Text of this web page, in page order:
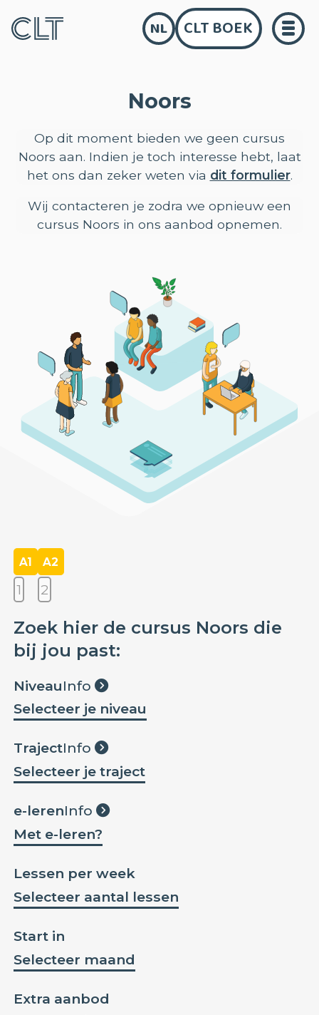
NL CLT BOEK
Noors
Op dit moment bieden we geen cursus
Noors aan. Indien je toch interesse hebt, laat
het ons dan zeker weten via dit formulier.
Wij contacteren je zodra we opnieuw een
cursus Noors in ons aanbod opnemen.
A1
1
A2
2
Zoek hier de cursus Noors die
bij jou past:
Selecteer je niveau
NiveauInfo
Selecteer je traject
TrajectInfo
Met e-leren?
e-lerenInfo
Selecteer aantal lessen
Lessen per week
Selecteer maand
Start in
Extra aanbod